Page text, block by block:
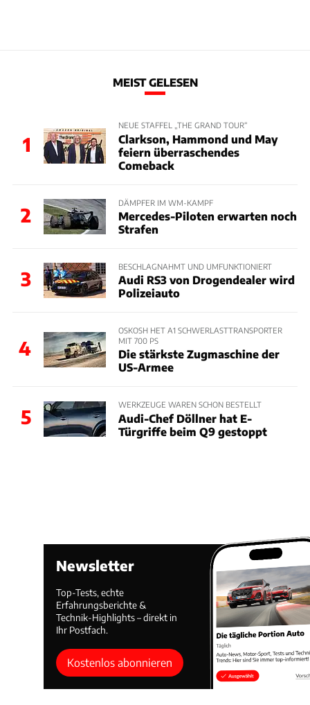
MEIST GELESEN
1
NEUE STAFFEL „THE GRAND TOUR“
Clarkson, Hammond und May
feiern überraschendes
Comeback
2
DÄMPFER IM WM-KAMPF
Mercedes-Piloten erwarten noch
Strafen
3
BESCHLAGNAHMT UND UMFUNKTIONIERT
Audi RS3 von Drogendealer wird
Polizeiauto
4
OSKOSH HET A1 SCHWERLASTTRANSPORTER
MIT 700 PS
Die stärkste Zugmaschine der
US-Armee
5
WERKZEUGE WAREN SCHON BESTELLT
Audi-Chef Döllner hat E-
Türgriffe beim Q9 gestoppt
Newsletter
Top-Tests, echte
Erfahrungsberichte &
Technik-Highlights – direkt in
Ihr Postfach.
Kostenlos abonnieren